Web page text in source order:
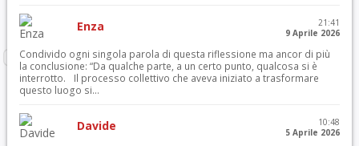
Enza
21:41
9 Aprile 2026
Condivido ogni singola parola di questa riflessione ma ancor di più
la conclusione: “Da qualche parte, a un certo punto, qualcosa si è
interrotto. Il processo collettivo che aveva iniziato a trasformare
questo luogo si...
Davide
10:48
5 Aprile 2026